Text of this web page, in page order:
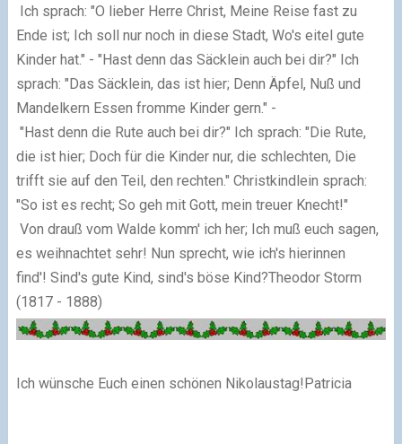
Ich sprach: "O lieber Herre Christ, Meine Reise fast zu
Ende ist; Ich soll nur noch in diese Stadt, Wo's eitel gute
Kinder hat." - "Hast denn das Säcklein auch bei dir?" Ich
sprach: "Das Säcklein, das ist hier; Denn Äpfel, Nuß und
Mandelkern Essen fromme Kinder gern." -
"Hast denn die Rute auch bei dir?" Ich sprach: "Die Rute,
die ist hier; Doch für die Kinder nur, die schlechten, Die
trifft sie auf den Teil, den rechten." Christkindlein sprach:
"So ist es recht; So geh mit Gott, mein treuer Knecht!"
Von drauß vom Walde komm' ich her; Ich muß euch sagen,
es weihnachtet sehr! Nun sprecht, wie ich's hierinnen
find'! Sind's gute Kind, sind's böse Kind?Theodor Storm
(1817 - 1888)
Ich wünsche Euch einen schönen Nikolaustag!Patricia